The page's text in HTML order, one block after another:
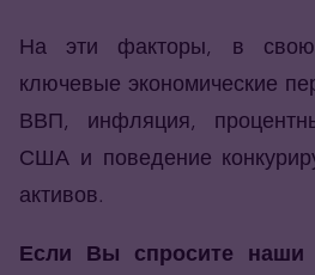
На эти факторы, в
ключевые экономические
ВВП, инфляция,
США и поведение
активов.
Если Вы спросите наши